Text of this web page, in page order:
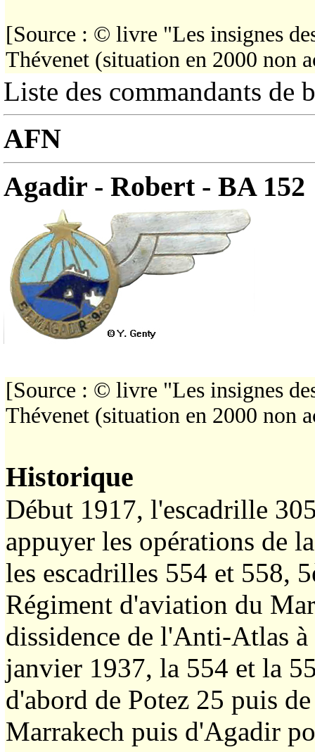
[Source : © livre "Les insignes
Thévenet (situation en 2000 non
Liste des commandants de
AFN
Agadir - Robert - BA 152
[Source : © livre "Les insignes
Thévenet (situation en 2000 non
Historique
Début 1917, l'escadrille
appuyer les opérations de
les escadrilles 554 et 558,
Régiment d'aviation du
dissidence de l'Anti-Atlas
janvier 1937, la 554 et la
d'abord de Potez 25 puis
Marrakech puis d'Agadir